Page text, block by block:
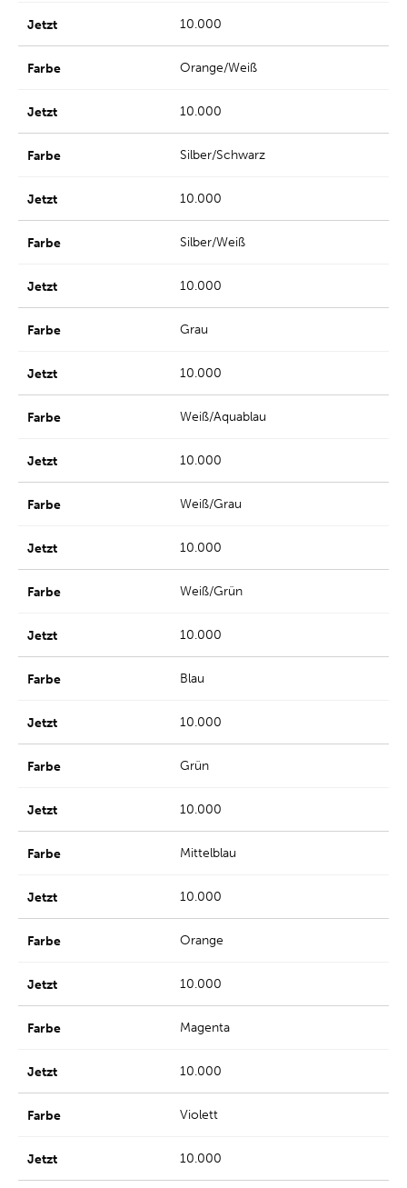
10.000
Orange/Weiß
10.000
Silber/Schwarz
10.000
Silber/Weiß
10.000
Grau
10.000
Weiß/Aquablau
10.000
Weiß/Grau
10.000
Weiß/Grün
10.000
Blau
10.000
Grün
10.000
Mittelblau
10.000
Orange
10.000
Magenta
10.000
Violett
10.000